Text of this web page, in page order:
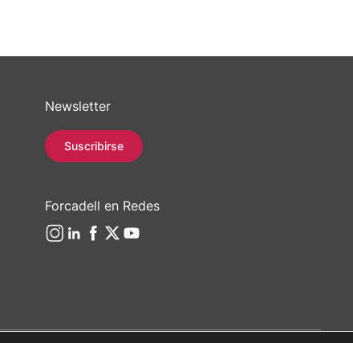
Newsletter
Suscribirse
Forcadell en Redes